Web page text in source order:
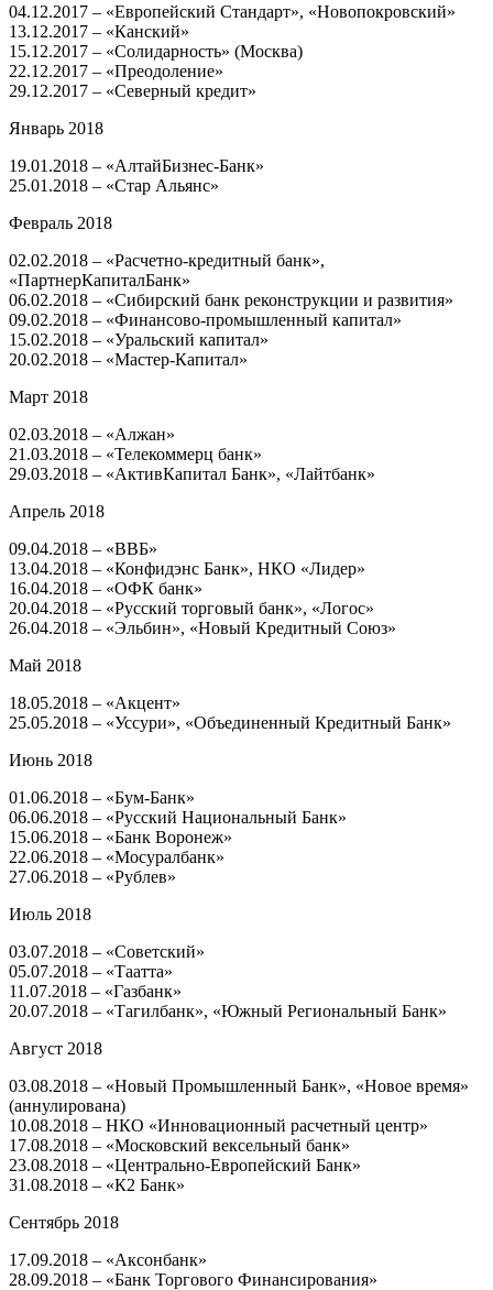
04.12.2017 – «Европейский Стандарт», «Новопокровский»
13.12.2017 – «Канский»
15.12.2017 – «Солидарность» (Москва)
22.12.2017 – «Преодоление»
29.12.2017 – «Северный кредит»
Январь 2018
19.01.2018 – «АлтайБизнес-Банк»
25.01.2018 – «Стар Альянс»
Февраль 2018
02.02.2018 – «Расчетно-кредитный банк»,
«ПартнерКапиталБанк»
06.02.2018 – «Сибирский банк реконструкции и развития»
09.02.2018 – «Финансово-промышленный капитал»
15.02.2018 – «Уральский капитал»
20.02.2018 – «Мастер-Капитал»
Март 2018
02.03.2018 – «Алжан»
21.03.2018 – «Телекоммерц банк»
29.03.2018 – «АктивКапитал Банк», «Лайтбанк»
Апрель 2018
09.04.2018 – «ВВБ»
13.04.2018 – «Конфидэнс Банк», НКО «Лидер»
16.04.2018 – «ОФК банк»
20.04.2018 – «Русский торговый банк», «Логос»
26.04.2018 – «Эльбин», «Новый Кредитный Союз»
Май 2018
18.05.2018 – «Акцент»
25.05.2018 – «Уссури», «Объединенный Кредитный Банк»
Июнь 2018
01.06.2018 – «Бум-Банк»
06.06.2018 – «Русский Национальный Банк»
15.06.2018 – «Банк Воронеж»
22.06.2018 – «Мосуралбанк»
27.06.2018 – «Рублев»
Июль 2018
03.07.2018 – «Советский»
05.07.2018 – «Таатта»
11.07.2018 – «Газбанк»
20.07.2018 – «Тагилбанк», «Южный Региональный Банк»
Август 2018
03.08.2018 – «Новый Промышленный Банк», «Новое время»
(аннулирована)
10.08.2018 – НКО «Инновационный расчетный центр»
17.08.2018 – «Московский вексельный банк»
23.08.2018 – «Центрально-Европейский Банк»
31.08.2018 – «К2 Банк»
Сентябрь 2018
17.09.2018 – «Аксонбанк»
28.09.2018 – «Банк Торгового Финансирования»